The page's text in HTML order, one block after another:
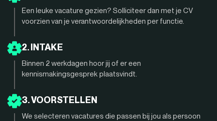
Een leuke vacature gezien? Solliciteer dan met je CV
voorzien van je verantwoordelijkheden per functie.
2. INTAKE
Binnen 2 werkdagen hoor jij of er een
kennismakingsgesprek plaatsvindt.
3. VOORSTELLEN
We selecteren vacatures die passen bij jou als persoon